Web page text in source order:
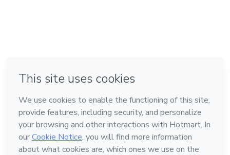
Feito com ❤ em Bogotá
Conheça a Hotmart